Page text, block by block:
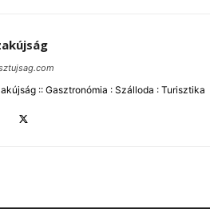
:: Gasztronómia : Szálloda : Turisztika